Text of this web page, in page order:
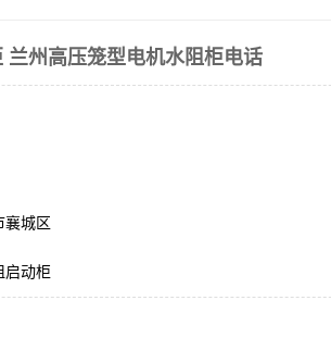
兰州高压笼型电机水阻柜电话
襄城区
启动柜